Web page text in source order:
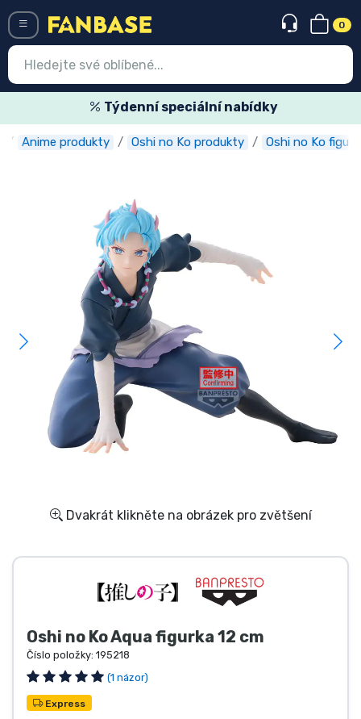
0
Týdenní speciální nabídky
Anime produkty Oshi no Ko produkty Oshi no Ko
Dvakrát klikněte na obrázek pro zvětšení
Oshi no Ko Aqua figurka 12 cm
Číslo položky: 195218
(1 názor)
Express
Vstup Registrace
Speciální nabídky
Expresní doručení
Předobjednat
Outlet produkty
Doprava a platba
Seriálové věci
Úžasné věci
Anime věci
Hráčské věci
Sportovní věci
Hudební věci